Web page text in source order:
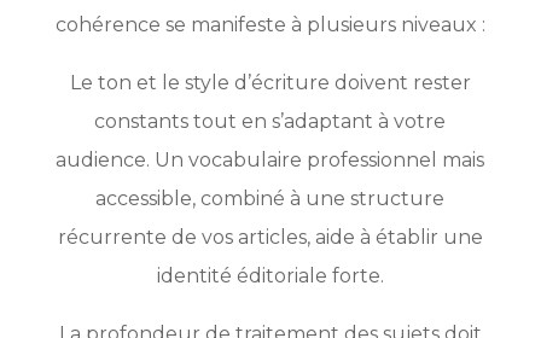
cohérence se manifeste à plusieurs niveaux :
Le ton et le style d’écriture doivent rester
constants tout en s’adaptant à votre
audience. Un vocabulaire professionnel mais
accessible, combiné à une structure
récurrente de vos articles, aide à établir une
identité éditoriale forte.